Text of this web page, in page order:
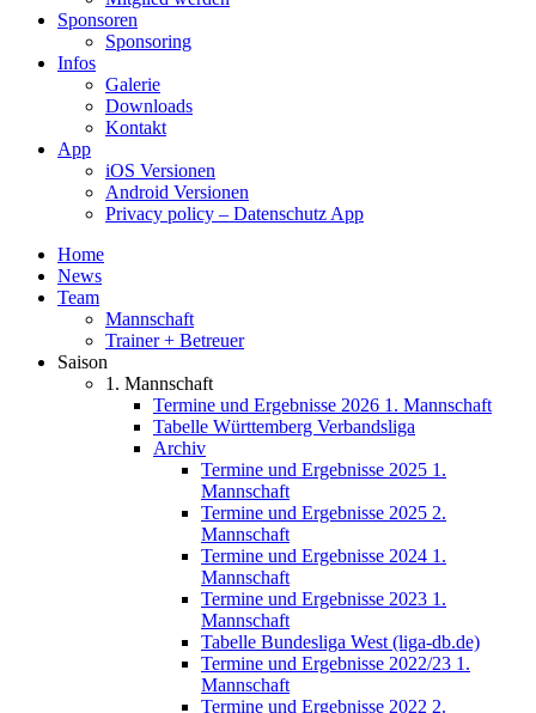
Sponsoren
Sponsoring
Infos
Galerie
Downloads
Kontakt
App
iOS Versionen
Android Versionen
Privacy policy – Datenschutz App
Home
News
Team
Mannschaft
Trainer + Betreuer
Saison
1. Mannschaft
Termine und Ergebnisse 2026 1. Mannschaft
Tabelle Württemberg Verbandsliga
Archiv
Termine und Ergebnisse 2025 1.
Mannschaft
Termine und Ergebnisse 2025 2.
Mannschaft
Termine und Ergebnisse 2024 1.
Mannschaft
Termine und Ergebnisse 2023 1.
Mannschaft
Tabelle Bundesliga West (liga-db.de)
Termine und Ergebnisse 2022/23 1.
Mannschaft
Termine und Ergebnisse 2022 2.